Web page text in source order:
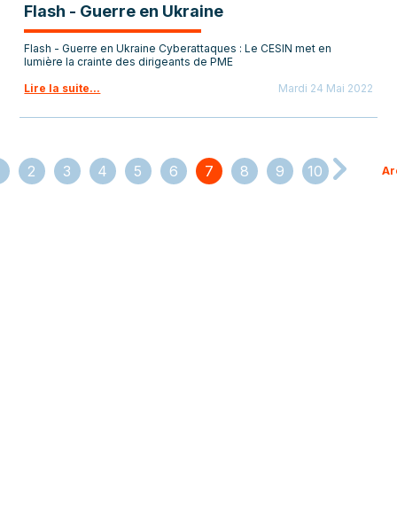
Flash - Guerre en Ukraine
Flash - Guerre en Ukraine Cyberattaques : Le CESIN met en
lumière la crainte des dirigeants de PME
Lire la suite...
Mardi 24 Mai 2022
2 3 4 5 6 7 8 9 10